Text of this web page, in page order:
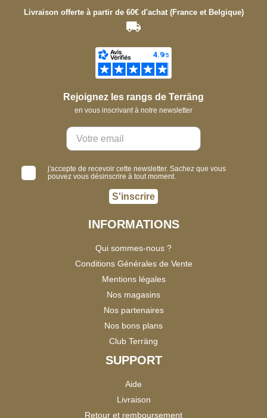
Livraison offerte à partir de 60€ d'achat (France et Belgique)
Rejoignez les rangs de Terräng
en vous inscrivant à notre newsletter
j'accepte de recevoir cette newsletter. Sachez que vous
pouvez vous désinscrire à tout moment.
S'inscrire
INFORMATIONS
Qui sommes-nous ?
Conditions Générales de Vente
Mentions légales
Nos magasins
Nos partenaires
Nos bons plans
Club Terräng
SUPPORT
Aide
Livraison
Retour et remboursement